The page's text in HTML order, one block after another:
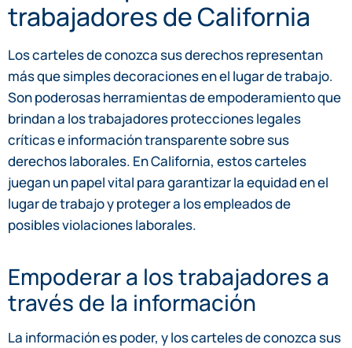
trabajadores de California
Los carteles de conozca sus derechos representan
más que simples decoraciones en el lugar de trabajo.
Son poderosas herramientas de empoderamiento que
brindan a los trabajadores protecciones legales
críticas e información transparente sobre sus
derechos laborales. En California, estos carteles
juegan un papel vital para garantizar la equidad en el
lugar de trabajo y proteger a los empleados de
posibles violaciones laborales.
Empoderar a los trabajadores a
través de la información
La información es poder, y los carteles de conozca sus